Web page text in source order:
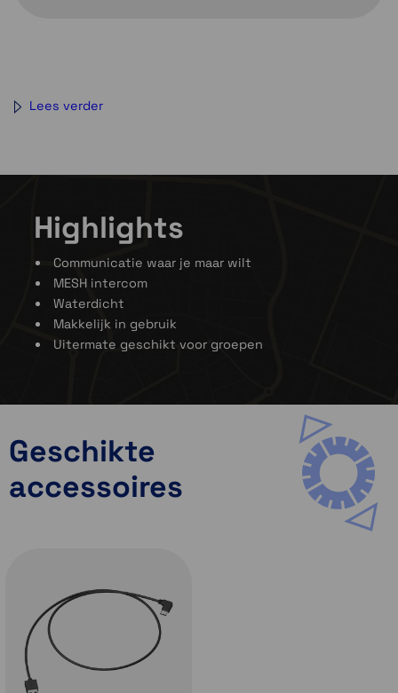
Verbind met vrienden tot 1,5 km ver
De Sena MESH techniek is ontwikkeld om in groepen
te communiceren. Iedere deelnemer aan de groep
Lees verder
Highlights
Communicatie waar je maar wilt
MESH intercom
Waterdicht
Makkelijk in gebruik
Uitermate geschikt voor groepen
Geschikte
accessoires